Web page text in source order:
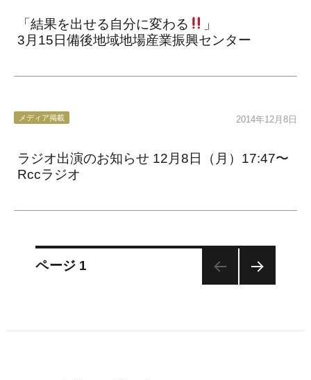
「結果を出せる自分に変わる
」
3月15日備後地域地場産業振興センター
メディア掲載 2014年12月8日
ラジオ出演のお知らせ 12月8日（月）17:47〜
Rccラジオ
投
ナ
ページ 1